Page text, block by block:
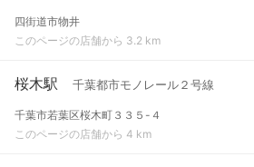
四街道市物井
このページの店舗から 3.2 km
桜木駅 千葉都市モノレール２号線
千葉市若葉区桜木町３３５-４
このページの店舗から 4 km